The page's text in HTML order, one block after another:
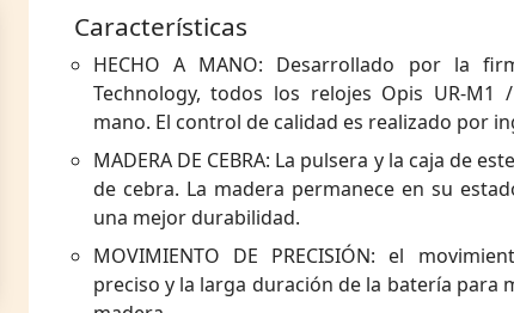
Características
HECHO A MANO: Desarrollado por la
Technology, todos los relojes Opis UR-M1
mano. El control de calidad es realizado por
MADERA DE CEBRA: La pulsera y la caja de
de cebra. La madera permanece en su
una mejor durabilidad.
MOVIMIENTO DE PRECISIÓN: el
preciso y la larga duración de la batería para